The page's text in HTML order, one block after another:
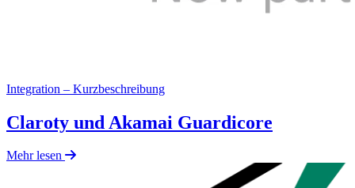
Integration – Kurzbeschreibung
Claroty und Akamai Guardicore
Mehr lesen